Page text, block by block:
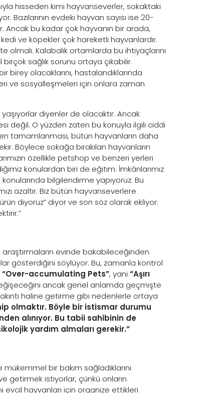
hisseden kimi hayvanseverler, sokaktaki
Bazılarının evdeki hayvan sayısı ise 20-
Ancak bu kadar çok hayvanın bir arada,
kedi ve köpekler çok hareketli hayvanlardır.
olmalı. Kalabalık ortamlarda bu ihtiyaçlarını
sağlık sorunu ortaya çıkabilir.
olacaklarını, hastalandıklarında
ve sosyalleşmeleri için onlara zaman
diyenler de olacaktır. Ancak
değil. O yüzden zaten bu konuyla ilgili ciddi
tamamlanması, bütün hayvanların daha
Böylece sokağa bırakılan hayvanların
özellikle petshop ve benzeri yerleri
konulardan biri de eğitim. İmkânlarımız
bilgilendirme yapıyoruz. Bu
azaltır. Biz bütün hayvanseverlere
diyoruz” diyor ve son söz olarak ekliyor:
araştırmaların evinde bakabileceğinden
gösterdiğini söylüyor. Bu, zamanla kontrol
“Over-accumulating Pets”, yani “Aşırı
ancak genel anlamda geçmişte
haline getirme gibi nedenlerle ortaya
olmaktır. Böyle bir istismar durumu
alınıyor. Bu tabii sahibinin de
yardım almaları gerekir.”
bir bakım sağladıklarını
getirmek istiyorlar, çünkü onların
evcil hayvanları için organize ettikleri